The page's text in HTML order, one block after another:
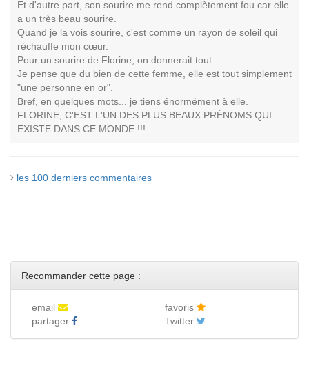
Et d'autre part, son sourire me rend complètement fou car elle
a un très beau sourire.
Quand je la vois sourire, c'est comme un rayon de soleil qui
réchauffe mon cœur.
Pour un sourire de Florine, on donnerait tout.
Je pense que du bien de cette femme, elle est tout simplement
"une personne en or".
Bref, en quelques mots... je tiens énormément à elle.
FLORINE, C'EST L'UN DES PLUS BEAUX PRÉNOMS QUI
EXISTE DANS CE MONDE !!!
les 100 derniers commentaires
Recommander cette page :
email
favoris
partager
Twitter